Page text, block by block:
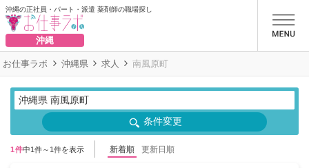
沖縄の正社員・パート・派遣 薬剤師の職場探し
沖縄
お仕事ラボ 沖縄県 求人 南風原町
沖縄県 南風原町
条件変更
1件中1件～1件を表示 新着順 更新日順